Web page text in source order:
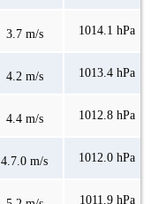
3.7 m/s 1014.1 hPa
4.2 m/s 1013.4 hPa
4.4 m/s 1012.8 hPa
4.7.0 m/s 1012.0 hPa
1011.9 hPa